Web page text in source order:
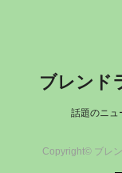
ブレンド
話題のニュ
Copyright© ブレ